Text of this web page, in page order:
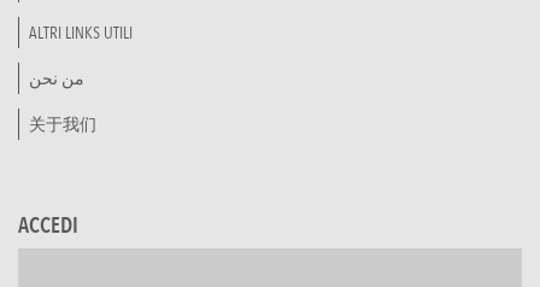
ALTRI LINKS UTILI
من نحن
关于我们
ACCEDI